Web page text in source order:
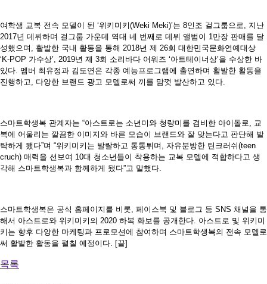
여학생 교복 전속 모델이 된 ‘위키미키(Weki Meki)’는 8인조 걸그룹으로, 지난
2017년 데뷔하며 걸그룹 가운데 역대 네 번째로 데뷔 앨범이 1만장 판매를 달
성했으며, 활발한 국내 활동을 통해 2018년 제 26회 대한민국문화연예대상
‘K-POP 가수상’, 2019년 제 3회 소리바다 어워즈 ‘아트테이너상’을 수상한 바
있다. 멤버 최유정과 김도연은 각종 예능프로그램에 출연하며 활발한 활동을
진행하고, 다양한 브랜드 광고 모델로써 끼를 맘껏 발산하고 있다.
스마트학생복 관계자는 “아스트로는 소년미와 청량미를 겸비한 아이돌로, 교
복에 어울리는 깔끔한 이미지와 바른 모습이 브랜드와 잘 맞는다고 판단해 발
탁하게 됐다”며 “위키미키는 발랄하고 통통튀며, 자유분방한 틴크러쉬(teen
cruch) 매력을 선보여 10대 청소년들이 착용하는 교복 모델에 적합하다고 생
각해 스마트학생복과 함께하게 됐다”고 말했다.
스마트학생복은 공식 홈페이지를 비롯, 페이스북 및 블로그 등 SNS 채널을 통
해서 아스트로와 위키미키의 2020 하복 화보를 공개한다. 아스트로 및 위키미
키는 향후 다양한 마케팅과 프로모션에 참여하며 스마트학생복의 전속 모델로
써 활발한 활동을 펼칠 예정이다. [끝]
목록